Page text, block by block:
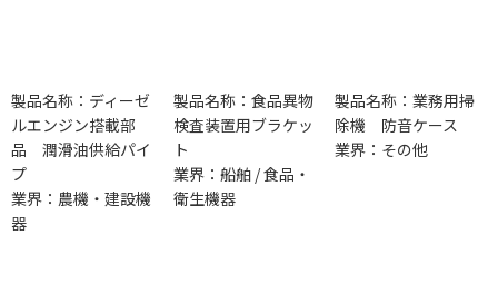
製品名称：ディーゼ
ルエンジン搭載部
品 潤滑油供給パイ
プ
業界：農機・建設機
器
製品名称：食品異物
検査装置用ブラケッ
ト
業界：船舶 / 食品・
衛生機器
製品名称：業務用掃
除機 防音ケース
業界：その他